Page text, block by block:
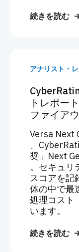
続きを読む
アナリスト・
トレポー
ファイア
Versa Next
、
奨」Next
。セキュリ
スコアを記
体の中で最
処理コスト
います。
続きを読む